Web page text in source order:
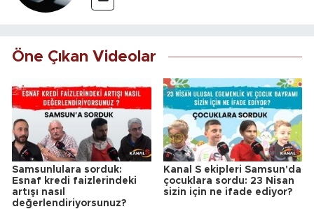
Öne Çıkan Videolar
Samsunlulara sorduk:
Esnaf kredi faizlerindeki
artışı nasıl
değerlendiriyorsunuz?
Kanal S ekipleri Samsun'da
çocuklara sordu: 23 Nisan
sizin için ne ifade ediyor?